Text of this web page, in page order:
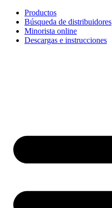
contenido
Productos
Búsqueda de distribuidores
Minorista online
Descargas e instrucciones